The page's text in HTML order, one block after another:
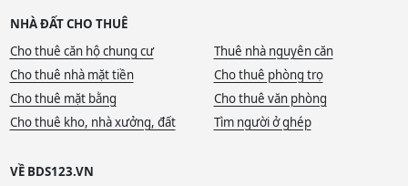
NHÀ ĐẤT CHO THUÊ
Cho thuê căn hộ chung cư
Thuê nhà nguyên căn
Cho thuê nhà mặt tiền
Cho thuê phòng trọ
Cho thuê mặt bằng
Cho thuê văn phòng
Cho thuê kho, nhà xưởng, đất
Tìm người ở ghép
VỀ BDS123.VN